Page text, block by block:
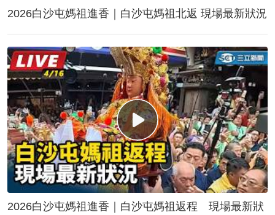
2026白沙屯媽祖進香｜白沙屯媽祖北返 現場最新狀況
2026白沙屯媽祖進香｜白沙屯媽祖返程 現場最新狀